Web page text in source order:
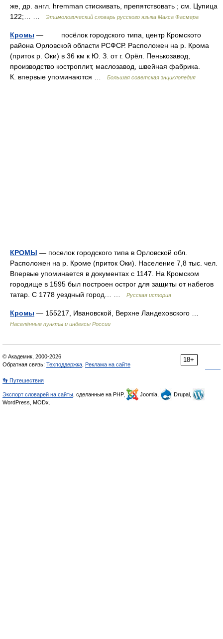
же, др. англ. hremman стискивать, препятствовать ; см. Цупица
122;… …
Этимологический словарь русского языка Макса Фасмера
Кромы — посёлок городского типа, центр Кромското
района Орловской области РСФСР. Расположен на р. Крома
(приток р. Оки) в 36 км к Ю. З. от г. Орёл. Пенькозавод,
производство костроплит, маслозавод, швейная фабрика.
К. впервые упоминаются …
Большая советская энциклопедия
КРОМЫ — поселок городского типа в Орловской обл.
Расположен на р. Кроме (приток Оки). Население 7,8 тыс. чел.
Впервые упоминается в документах с 1147. На Кромском
городище в 1595 был построен острог для защиты от набегов
татар. С 1778 уездный город… …
Русская история
Кромы — 155217, Ивановской, Верхне Ландеховского …
Населённые пункты и индексы России
18+
© Академик, 2000-2026
Обратная связь: Техподдержка Реклама на сайте
👣 Путешествия
Экспорт словарей на сайты , сделанные на PHP, Joomla,
Drupal,
WordPress, MODx.